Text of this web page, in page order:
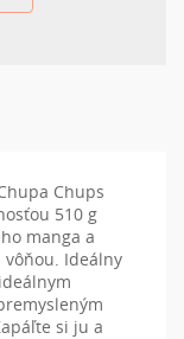
Chups
510 g
manga a
Ideálny
si ju a